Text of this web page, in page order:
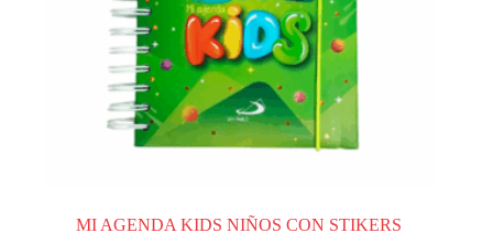
MI AGENDA KIDS NIÑOS CON STIKERS